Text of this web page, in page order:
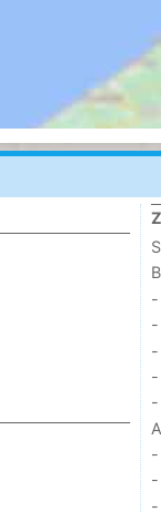
-
-
-
-
-
-
-
-